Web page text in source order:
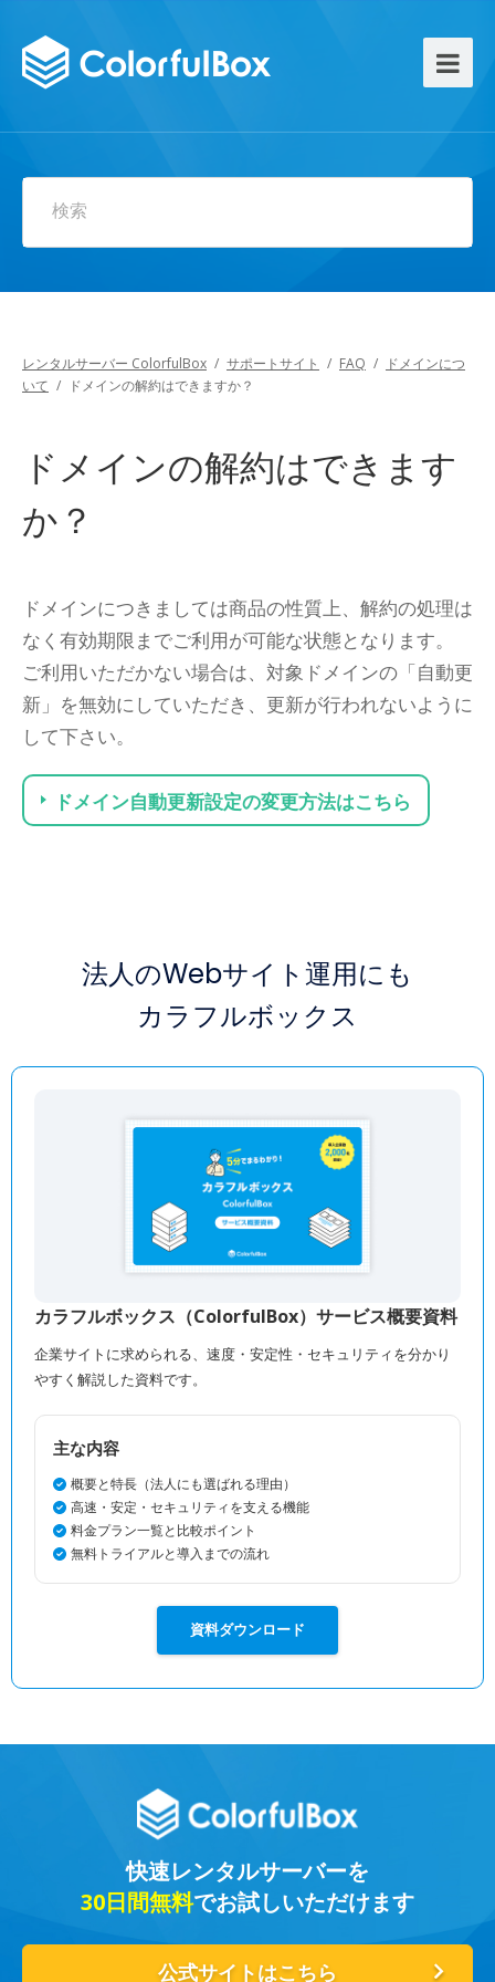
検索
レンタルサーバー ColorfulBox / サポートサイト / FAQ /
ドメインにつ
いて / ドメインの解約はできますか？
ドメインの解約はできます
か？
ドメインにつきましては商品の性質上、解約の処理は
なく有効期限までご利用が可能な状態となります。
ご利用いただかない場合は、対象ドメインの「自動更
新」を無効にしていただき、更新が行われないように
して下さい。
ドメイン自動更新設定の変更方法はこちら
法人のWebサイト運用にも
カラフルボックス
カラフルボックス（ColorfulBox）サービス概要資料
企業サイトに求められる、速度・安定性・セキュリティを分かり
やすく解説した資料です。
主な内容
概要と特長（法人にも選ばれる理由）
高速・安定・セキュリティを支える機能
料金プラン一覧と比較ポイント
無料トライアルと導入までの流れ
資料ダウンロード
快速レンタルサーバーを
30日間無料でお試しいただけます
公式サイトはこちら